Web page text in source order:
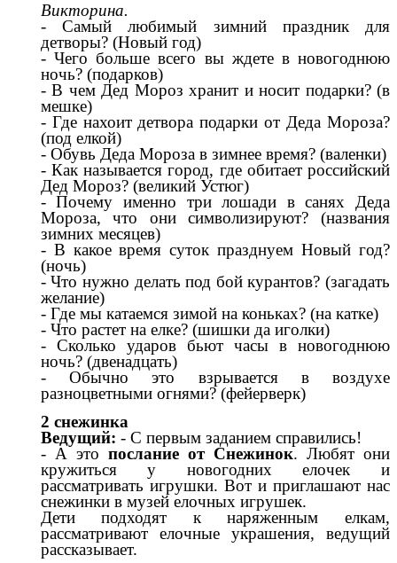
Викторина.
- Самый любимый зимний праздник для
детворы? (Новый год)
- Чего больше всего вы ждете в новогоднюю
ночь? (подарков)
- В чем Дед Мороз хранит и носит подарки? (в
мешке)
- Где нахоит детвора подарки от Деда Мороза?
(под елкой)
- Обувь Деда Мороза в зимнее время? (валенки)
- Как называется город, где обитает российский
Дед Мороз? (великий Устюг)
- Почему именно три лошади в санях Деда
Мороза, что они символизируют? (названия
зимних месяцев)
- В какое время суток празднуем Новый год?
(ночь)
- Что нужно делать под бой курантов? (загадать
желание)
- Где мы катаемся зимой на коньках? (на катке)
- Что растет на елке? (шишки да иголки)
- Сколько ударов бьют часы в новогоднюю
ночь? (двенадцать)
- Обычно это взрывается в воздухе
разноцветными огнями? (фейерверк)
2 снежинка
Ведущий: - С первым заданием справились!
- А это послание от Снежинок. Любят они
кружиться у новогодних елочек и
рассматривать игрушки. Вот и приглашают нас
снежинки в музей елочных игрушек.
Дети подходят к наряженным елкам,
рассматривают елочные украшения, ведущий
рассказывает.